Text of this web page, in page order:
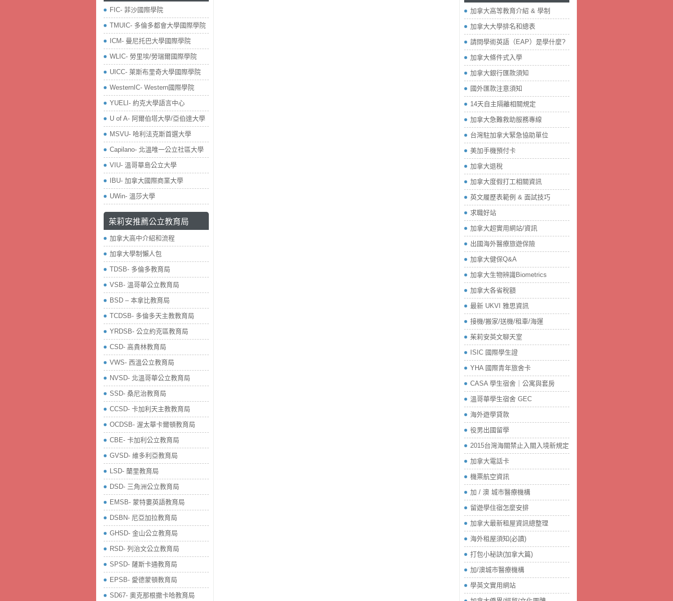
FIC- 菲沙國際學院
TMUIC- 多倫多都會大學國際學院
ICM- 曼尼托巴大學國際學院
WLIC- 勞里埃/勞瑞爾國際學院
UICC- 萊斯布里奇大學國際學院
WesternIC- Western國際學院
YUELI- 約克大學語言中心
U of A- 阿爾伯塔大學/亞伯達大學
MSVU- 哈利法克斯首選大學
Capilano- 北溫唯一公立社區大學
VIU- 溫哥華島公立大學
IBU- 加拿大國際商業大學
UWin- 溫莎大學
茱莉安推薦公立教育局
加拿大高中介紹和流程
加拿大學制懶人包
TDSB- 多倫多教育局
VSB- 溫哥華公立教育局
BSD – 本拿比教育局
TCDSB- 多倫多天主教教育局
YRDSB- 公立約克區教育局
​CSD- 高貴林教育局
VWS- 西溫公立教育局
NVSD- 北溫哥華公立教育局
SSD- 桑尼治教育局
CCSD- 卡加利天主教教育局
OCDSB- 渥太華卡爾頓教育局
CBE- 卡加利公立教育局
GVSD- 維多利亞教育局
LSD- 蘭里教育局
DSD- 三角洲公立教育局
EMSB- 蒙特婁英語教育局
DSBN- 尼亞加拉教育局
GHSD- 金山公立教育局
RSD- 列治文公立教育局
SPSD- 薩斯卡通教育局
EPSB- 愛德蒙頓教育局
SD67- 奧克那根撒卡哈教育局
加拿大高等教育介紹 & 學制
加拿大大學排名和總表
請問學術英語（EAP）是學什麼?
加拿大條件式入學
加拿大銀行匯款須知
國外匯款注意須知
14天自主隔離相關規定
加拿大急難救助服務專線
台灣駐加拿大緊急協助單位
美加手機預付卡
加拿大退稅
加拿大度假打工相關資訊
英文履歷表範例 & 面試技巧
求職好站
加拿大超實用網站/資訊
出國海外醫療旅遊保險
加拿大健保Q&A
加拿大生物辨識Biometrics
加拿大各省稅額
最新 UKVI 雅思資訊
接機/搬家/送機/租車/海運
茱莉安英文聊天室
ISIC 國際學生證
YHA 國際青年旅舍卡
CASA 學生宿舍｜公寓與套房
溫哥華學生宿舍 GEC
海外遊學貸款
役男出國留學
2015台灣海關禁止入關入境新規定
加拿大電話卡
機票航空資訊
加 / 澳 城市醫療機構
留遊學住宿怎麼安排
加拿大最新租屋資訊總整理
海外租屋須知(必讀)
打包小秘訣(加拿大篇)
加/澳城市醫療機構
學英文實用網站